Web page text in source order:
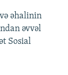
əhalinin
əvvəl
Sosial